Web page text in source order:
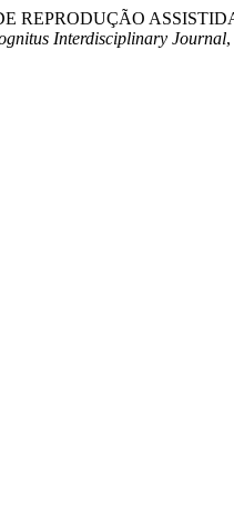
REPRODUÇÃO
Interdisciplinary Journal,